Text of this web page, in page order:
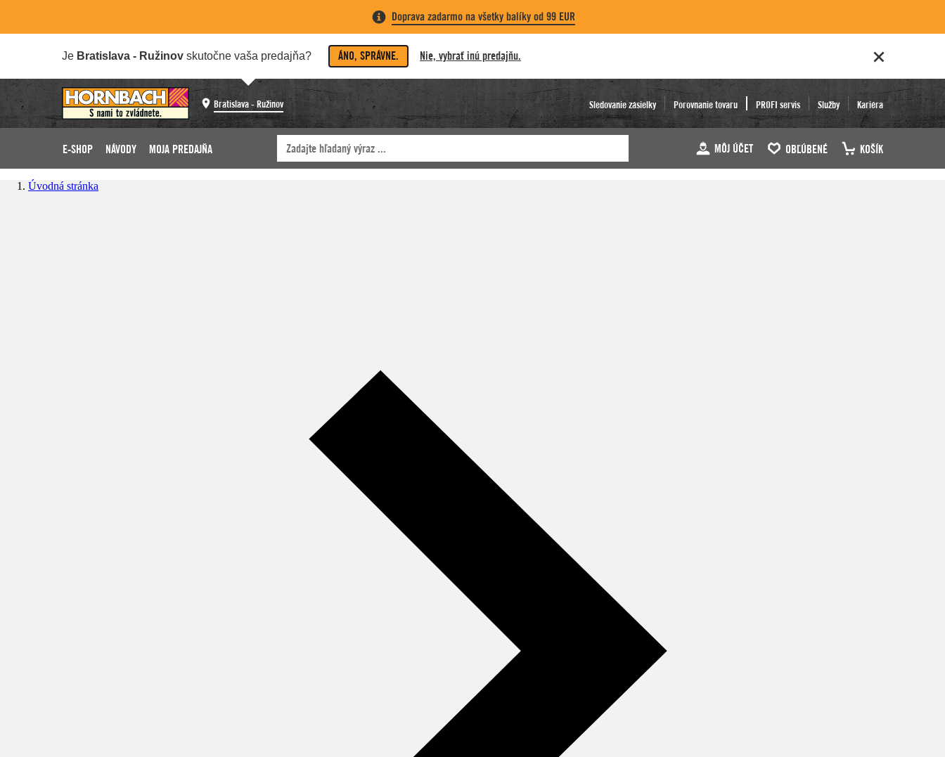
Doprava zadarmo na všetky balíky od 99 EUR
Je Bratislava - Ružinov skutočne vaša predajňa? ÁNO, SPRÁVNE. Nie, vybrať inú predajňu.
Bratislava - Ružinov Sledovanie zásielky Porovnanie tovaru PROFI servis Služby Kariéra
E-SHOP NÁVODY MOJA PREDAJŇA MÔJ ÚČET OBĽÚBENÉ KOŠÍK
Úvodná stránka